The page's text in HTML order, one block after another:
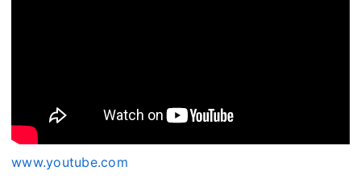
www.youtube.com